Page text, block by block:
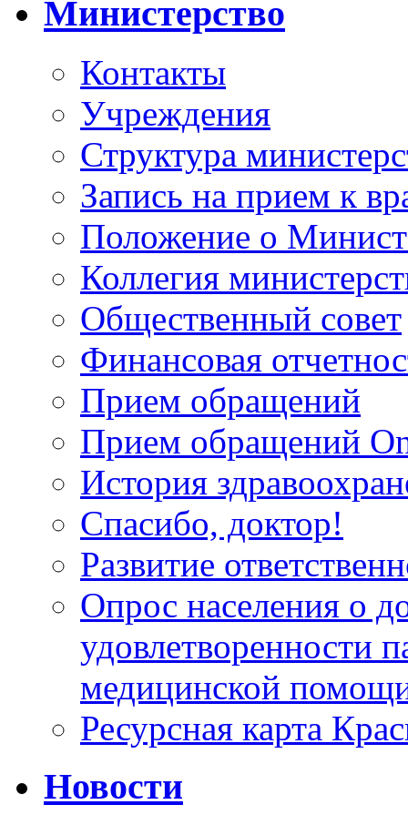
Министерство
Контакты
Учреждения
Структура
Запись на прием к
Положение о
Коллегия
Общественный совет
Финансовая
Прием обращений
Прием обращений
История
Спасибо, доктор!
Развитие
Опрос населения о
удовлетворенности
медицинской
Ресурсная карта
Новости